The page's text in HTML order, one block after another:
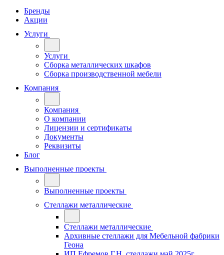
Бренды
Акции
Услуги
Услуги
Сборка металлических шкафов
Сборка производственной мебели
Компания
Компания
О компании
Лицензии и сертификаты
Документы
Реквизиты
Блог
Выполненные проекты
Выполненные проекты
Стеллажи металлические
Стеллажи металлические
Архивные стеллажи для Мебельной фабрики
Геона